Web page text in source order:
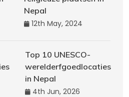
Nepal
12th May, 2024
Top 10 UNESCO-
werelderfgoedlocaties
in Nepal
4th Jun, 2026